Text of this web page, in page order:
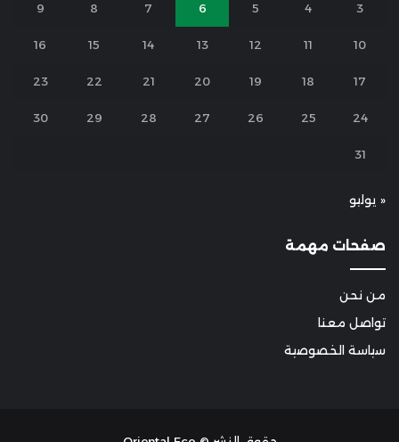
3
4
5
6
7
8
9
10
11
12
13
14
15
16
17
18
19
20
21
22
23
24
25
26
27
28
29
30
31
« يوليو
صفحات مهمة
من نحن
تواصل معنا
سياسة الخصوصية